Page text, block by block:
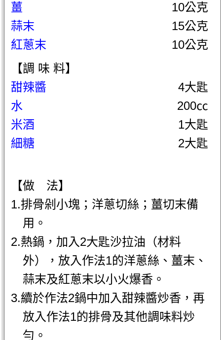
薑
10公克
蒜末
15公克
紅蔥末
10公克
【調 味 料】
甜辣醬
4大匙
水
200㏄
米酒
1大匙
細糖
2大匙
【做 法】
1.排骨剁小塊；洋蔥切絲；薑切末備
用。
2.熱鍋，加入2大匙沙拉油（材料
外），放入作法1的洋蔥絲、薑末、
蒜末及紅蔥末以小火爆香。
3.續於作法2鍋中加入甜辣醬炒香，再
放入作法1的排骨及其他調味料炒
勻。